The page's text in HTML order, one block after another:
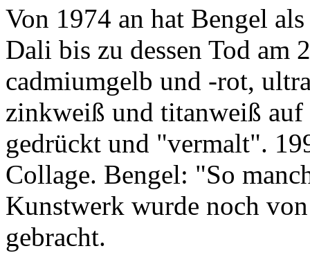
Von 1974 an hat Bengel
Dali bis zu dessen Tod am
cadmiumgelb und -rot,
zinkweiß und titanweiß
gedrückt und "vermalt".
Collage. Bengel: "So
Kunstwerk wurde noch
gebracht.